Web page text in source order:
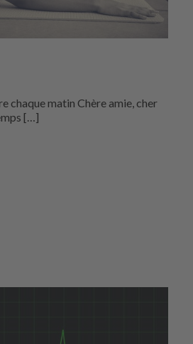
chaque matin Chère amie, cher
[…]